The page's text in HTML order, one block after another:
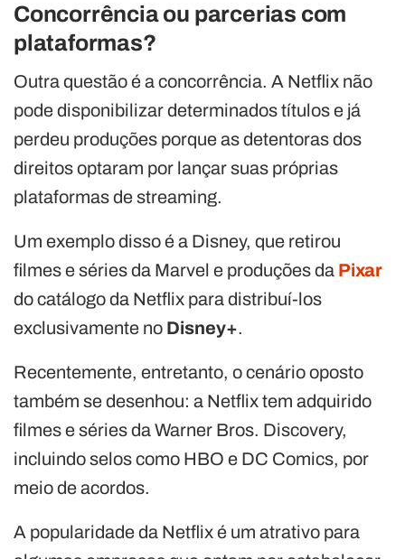
Concorrência ou parcerias com
plataformas?
Outra questão é a concorrência. A Netflix não
pode disponibilizar determinados títulos e já
perdeu produções porque as detentoras dos
direitos optaram por lançar suas próprias
plataformas de streaming.
Um exemplo disso é a Disney, que retirou
filmes e séries da Marvel e produções da Pixar
do catálogo da Netflix para distribuí-los
exclusivamente no Disney+.
Recentemente, entretanto, o cenário oposto
também se desenhou: a Netflix tem adquirido
filmes e séries da Warner Bros. Discovery,
incluindo selos como HBO e DC Comics, por
meio de acordos.
A popularidade da Netflix é um atrativo para